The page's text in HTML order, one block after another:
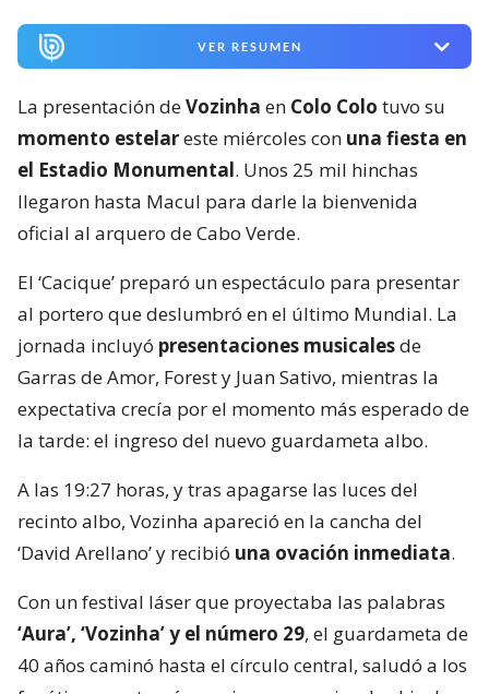
VER RESUMEN
La presentación deVozinha en Colo Colo tuvo su
momento estelareste miércoles con una fiesta en
el Estadio Monumental. Unos 25 mil hinchas
llegaron hasta Macul para darle la bienvenida
oficial al arquero de Cabo Verde.
El ‘Cacique’ preparó un espectáculo para presentar
al portero que deslumbró en el último Mundial. La
jornada incluyó presentaciones musicalesde
Garras de Amor, Forest y Juan Sativo, mientras la
expectativa crecía por el momento más esperado de
la tarde: el ingreso del nuevo guardameta albo.
A las 19:27 horas, y tras apagarse las luces del
recinto albo, Vozinha apareció en la cancha del
‘David Arellano’ y recibió una ovación inmediata.
Con un festival láser que proyectaba las palabras
‘Aura’, ‘Vozinha’ y el número 29, el guardameta de
40 años caminó hasta el círculo central, saludó a los